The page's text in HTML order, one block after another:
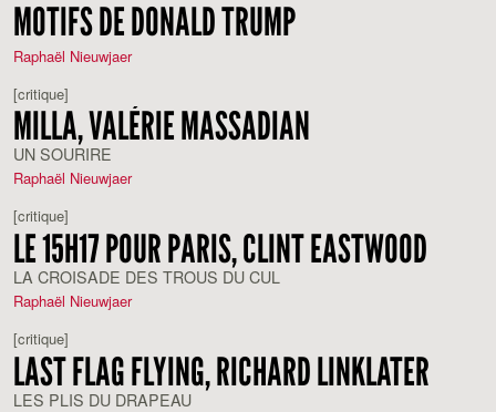
MOTIFS DE DONALD TRUMP
Raphaël Nieuwjaer
[critique]
MILLA, VALÉRIE MASSADIAN
UN SOURIRE
Raphaël Nieuwjaer
[critique]
LE 15H17 POUR PARIS, CLINT EASTWOOD
LA CROISADE DES TROUS DU CUL
Raphaël Nieuwjaer
[critique]
LAST FLAG FLYING, RICHARD LINKLATER
LES PLIS DU DRAPEAU